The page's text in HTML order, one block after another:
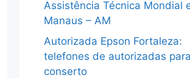
Assistência Técnica Mondial
Manaus – AM
Autorizada Epson Fortaleza:
telefones de autorizadas para
conserto